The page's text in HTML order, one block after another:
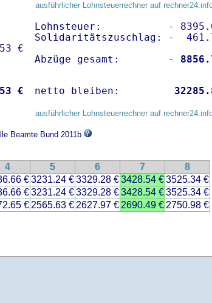
ausführlicher Lohnsteuerrechner auf
Lohnsteuer:           -
Solidaritätszuschlag: -
Abzüge gesamt:        -
€ netto bleiben:
ausführlicher Lohnsteuerrechner auf
Beamte Bund 2011b
4 5 6 7
8
€3231.24 €3329.28 €3428.54 €3525.34 €
€3231.24 €3329.28 €3428.54 €3525.34 €
€ 2565.63 € 2627.97 € 2690.49 € 2750.98 €